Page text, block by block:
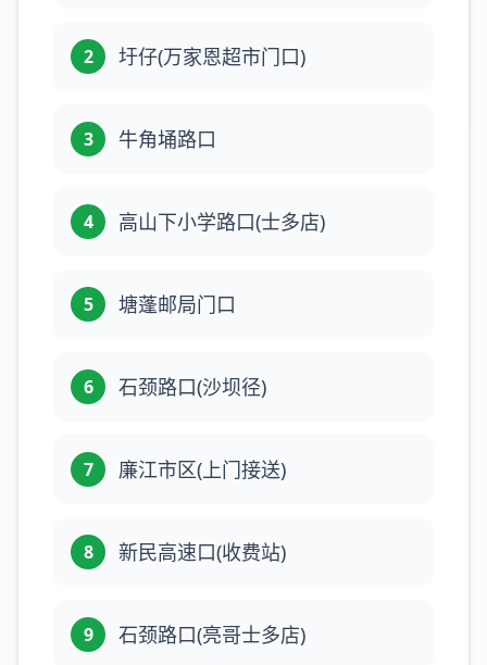
2 圩仔(万家恩超市门口)
3 牛角埇路口
4 高山下小学路口(士多店)
5 塘蓬邮局门口
6 石颈路口(沙坝径)
7 廉江市区(上门接送)
8 新民高速口(收费站)
9 石颈路口(亮哥士多店)